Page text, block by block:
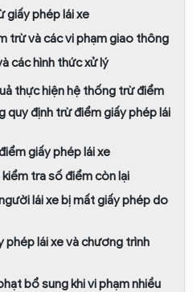
giấy phép lái xe
trừ và các vi phạm giao thông
các hình thức xử lý
thực hiện hệ thống trừ điểm
quy định trừ điểm giấy phép lái
giấy phép lái xe
tra số điểm còn lại
lái xe bị mất giấy phép do
phép lái xe và chương trình
bổ sung khi vi phạm nhiều